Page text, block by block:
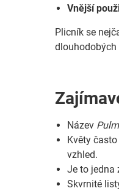
Vnější
Plicník se
dlouhodobých
Název
Květy
vzhled.
Je to jedna
Skvrnité